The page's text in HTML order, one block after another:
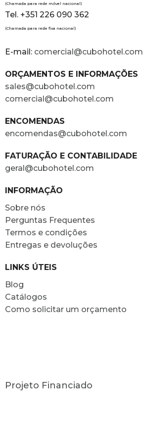
(Chamada para rede móvel nacional)
Tel. +351 226 090 362
(Chamada para rede fixa nacional)
E-mail: comercial@cubohotel.com
ORÇAMENTOS E INFORMAÇÕES
sales@cubohotel.com
comercial@cubohotel.com
ENCOMENDAS
encomendas@cubohotel.com
FATURAÇÃO E CONTABILIDADE
geral@cubohotel.com
INFORMAÇÃO
Sobre nós
Perguntas Frequentes
Termos e condições
Entregas e devoluções
LINKS ÚTEIS
Blog
Catálogos
Como solicitar um orçamento
Projeto Financiado